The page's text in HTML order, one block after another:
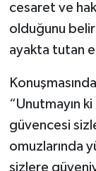
cesaret ve
olduğunu
ayakta tutan
“Unutmayın
güvencesi
omuzlarında
sizlere